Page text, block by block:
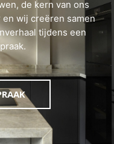
de kern van ons
en wij creëren samen
tijdens een